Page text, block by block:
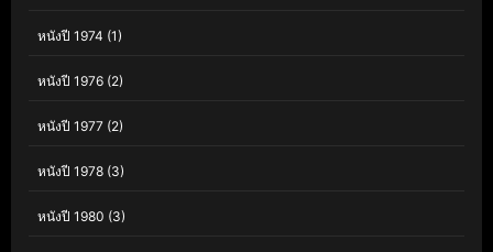
หนังปี 1974 (1)
หนังปี 1976 (2)
หนังปี 1977 (2)
หนังปี 1978 (3)
หนังปี 1980 (3)